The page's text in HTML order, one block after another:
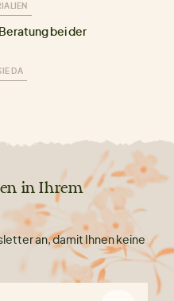
bei der
DA
in Ihrem
an, damit Ihnen keine